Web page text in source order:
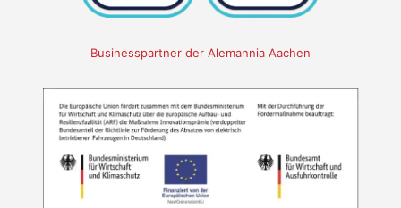
Businesspartner der Alemannia Aachen